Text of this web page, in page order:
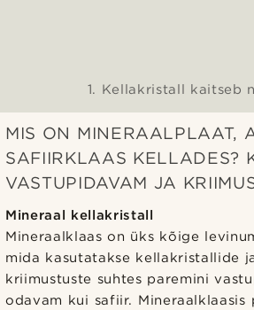
1. Kellakristall kaitseb
MIS ON MINERAALPLAAT,
SAFIIRKLAAS KELLADES?
VASTUPIDAVAM JA
Mineraal kellakristall
Mineraalklaas on üks kõige
mida kasutatakse kellakristallide
kriimustuste suhtes paremini
odavam kui safiir.